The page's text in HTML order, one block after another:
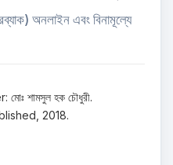
অনলাইন এবং বিনামূল্যে
শামসুল হক চৌধুরী.
2018.